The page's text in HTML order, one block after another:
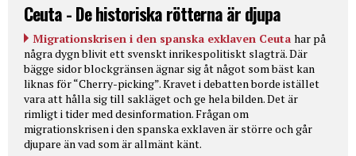
Ceuta - De historiska rötterna är djupa
Migrationskrisen i den spanska exklaven Ceuta har på
några dygn blivit ett svenskt inrikespolitiskt slagträ. Där
bägge sidor blockgränsen ägnar sig åt något som bäst kan
liknas för “Cherry-picking”. Kravet i debatten borde istället
vara att hålla sig till sakläget och ge hela bilden. Det är
rimligt i tider med desinformation. Frågan om
migrationskrisen i den spanska exklaven är större och går
djupare än vad som är allmänt känt.